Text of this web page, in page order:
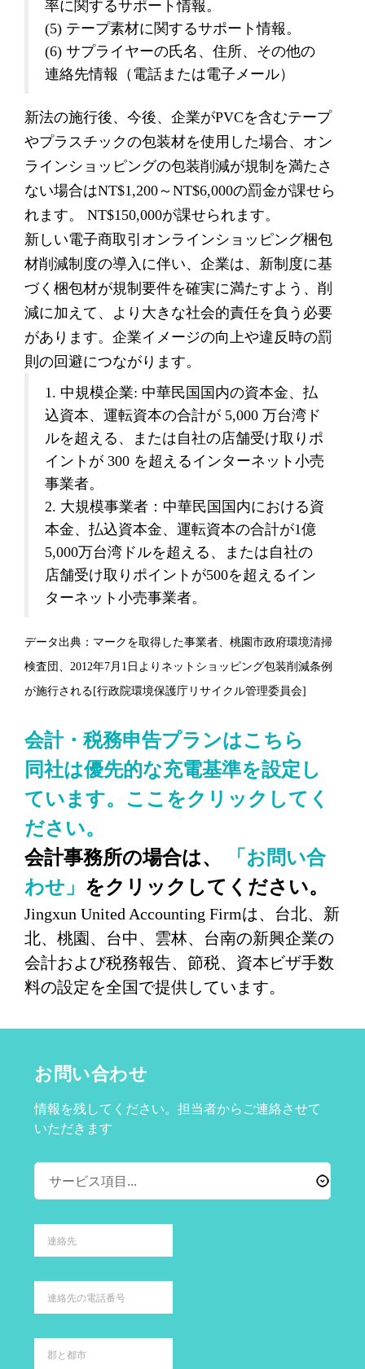
率に関するサポート情報。
(5) テープ素材に関するサポート情報。
(6) サプライヤーの氏名、住所、その他の
連絡先情報（電話または電子メール）
新法の施行後、今後、企業がPVCを含むテープ
やプラスチックの包装材を使用した場合、オン
ラインショッピングの包装削減が規制を満たさ
ない場合はNT$1,200～NT$6,000の罰金が課せら
れます。 NT$150,000が課せられます。
新しい電子商取引オンラインショッピング梱包
材削減制度の導入に伴い、企業は、新制度に基
づく梱包材が規制要件を確実に満たすよう、削
減に加えて、より大きな社会的責任を負う必要
があります。企業イメージの向上や違反時の罰
則の回避につながります。
1. 中規模企業: 中華民国国内の資本金、払
込資本、運転資本の合計が 5,000 万台湾ド
ルを超える、または自社の店舗受け取りポ
イントが 300 を超えるインターネット小売
事業者。
2. 大規模事業者：中華民国国内における資
本金、払込資本金、運転資本の合計が1億
5,000万台湾ドルを超える、または自社の
店舗受け取りポイントが500を超えるイン
ターネット小売事業者。
データ出典：マークを取得した事業者、桃園市政府環境清掃
検査団、2012年7月1日よりネットショッピング包装削減条例
が施行される[行政院環境保護庁リサイクル管理委員会]
会計・税務申告プランはこちら
同社は優先的な充電基準を設定し
ています。ここをクリックしてく
ださい。
会計事務所の場合は、
「お問い合
わせ」 をクリックしてください。
Jingxun United Accounting Firmは、台北、新
北、桃園、台中、雲林、台南の新興企業の
会計および税務報告、節税、資本ビザ手数
料の設定を全国で提供しています。
お問い合わせ
情報を残してください。担当者からご連絡させて
いただきます